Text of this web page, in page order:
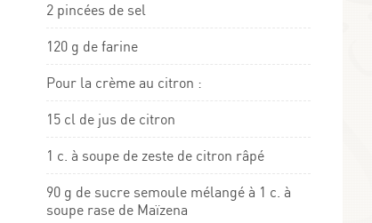
2 pincées de sel
120 g de farine
Pour la crème au citron :
15 cl de jus de citron
1 c. à soupe de zeste de citron râpé
90 g de sucre semoule mélangé à 1 c. à
soupe rase de Maïzena